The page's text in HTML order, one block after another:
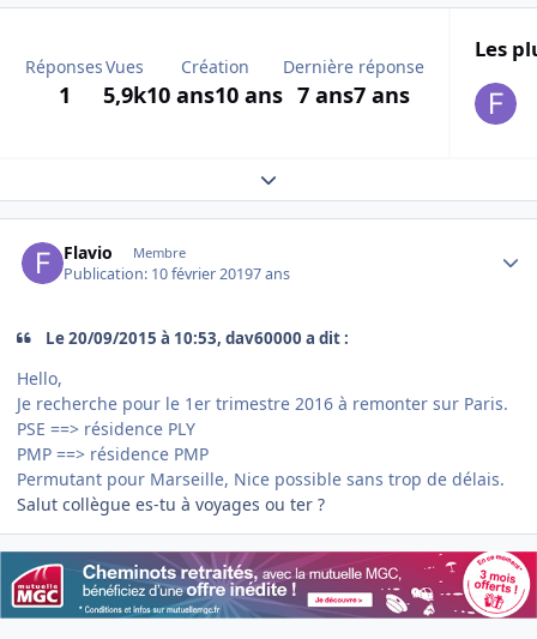
Réponses
1
Vues
5,9k
Création
10 ans10 ans
Dernière réponse
7 ans7 ans
Les
Expand topic overview
Flavio Membre
Publication: 10 février 20197 ans
Le 20/09/2015 à 10:53, dav60000 a dit :
Hello,
Je recherche pour le 1er trimestre 2016 à remonter sur Paris.
PSE ==> résidence PLY
PMP ==> résidence PMP
Permutant pour Marseille, Nice possible sans trop de délais.
Salut collègue es-tu à voyages ou ter ?